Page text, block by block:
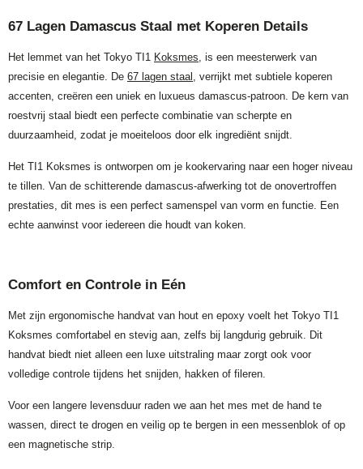
67 Lagen Damascus Staal met Koperen Details
Het lemmet van het Tokyo TI1 Koksmes, is een meesterwerk van
precisie en elegantie. De 67 lagen staal , verrijkt met subtiele koperen
accenten, creëren een uniek en luxueus damascus-patroon. De kern van
roestvrij staal biedt een perfecte combinatie van scherpte en
duurzaamheid, zodat je moeiteloos door elk ingrediënt snijdt.
Het TI1 Koksmes is ontworpen om je kookervaring naar een hoger niveau
te tillen. Van de schitterende damascus-afwerking tot de onovertroffen
prestaties, dit mes is een perfect samenspel van vorm en functie. Een
echte aanwinst voor iedereen die houdt van koken.
Comfort en Controle in Eén
Met zijn ergonomische handvat van hout en epoxy voelt het Tokyo TI1
Koksmes comfortabel en stevig aan, zelfs bij langdurig gebruik. Dit
handvat biedt niet alleen een luxe uitstraling maar zorgt ook voor
volledige controle tijdens het snijden, hakken of fileren.
Voor een langere levensduur raden we aan het mes met de hand te
wassen, direct te drogen en veilig op te bergen in een messenblok of op
een magnetische strip.